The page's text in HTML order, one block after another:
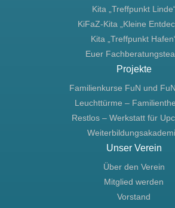
Kita „Treffpunkt Linde“
KiFaZ-Kita „Kleine
Kita „Treffpunkt
Euer
Projekte
Familienkurse FuN und
Leuchttürme –
Restlos – Werkstatt für
Unser Verein
Über den Verein
Mitglied werden
Vorstand